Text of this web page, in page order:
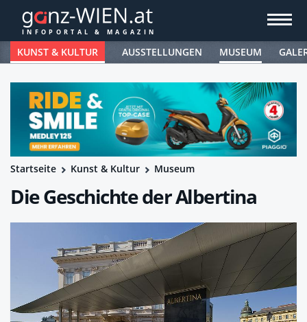
KUNST & KULTUR AUSSTELLUNGEN MUSEUM
Startseite Kunst & Kultur Museum
Die Geschichte der Albertina